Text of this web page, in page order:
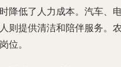
降低了人力成本。汽车、
则提供清洁和陪伴服务。
位。